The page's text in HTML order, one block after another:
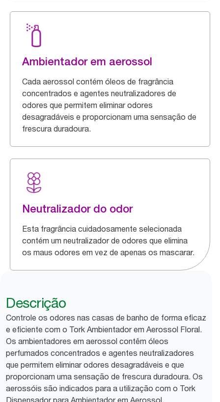
Ambientador em aerossol
Cada aerossol contém óleos de fragrância
concentrados e agentes neutralizadores de
odores que permitem eliminar odores
desagradáveis e proporcionam uma sensação de
frescura duradoura.
Neutralizador do odor
Esta fragrância cuidadosamente selecionada
contém um neutralizador de odores que elimina
os maus odores em vez de apenas os mascarar.
Descrição
Controle os odores nas casas de banho de forma eficaz
e eficiente com o Tork Ambientador em Aerossol Floral.
Os ambientadores em aerossol contêm óleos
perfumados concentrados e agentes neutralizadores
que permitem eliminar odores desagradáveis e que
proporcionam uma sensação de frescura duradoura. Os
aerossóis são indicados para a utilização com o Tork
Dispensador para Ambientador em Aerossol.